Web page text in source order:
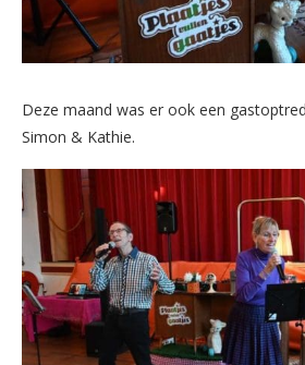
Deze maand was er ook een
Simon & Kathie.